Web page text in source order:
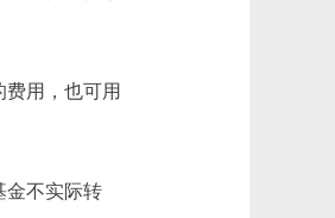
用，也可用
不实际转